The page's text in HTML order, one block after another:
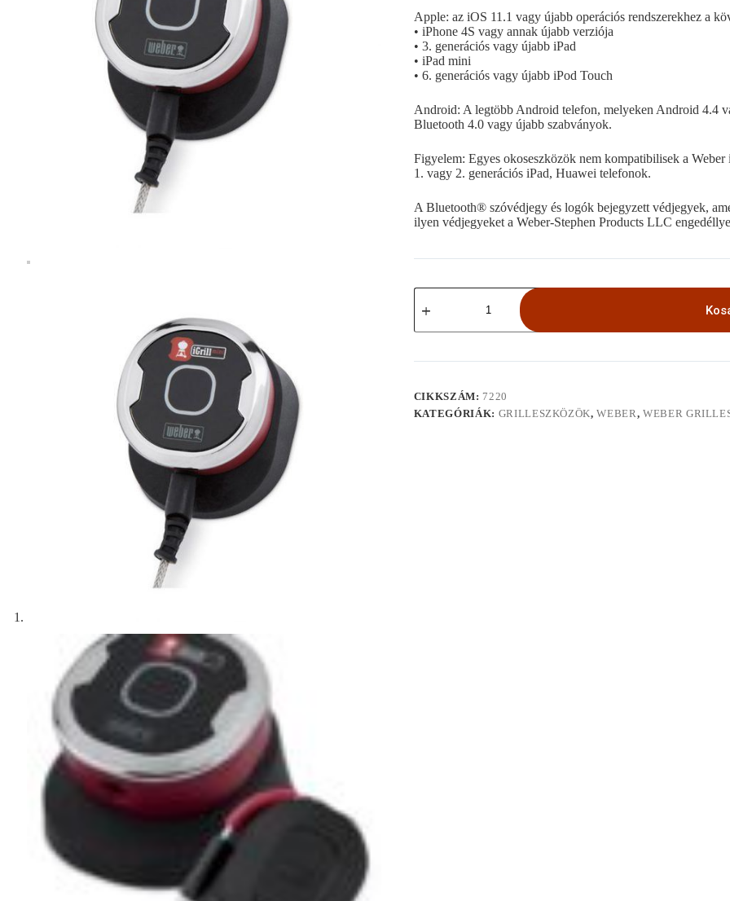
Apple: az iOS 11.1 vagy újabb operációs rendszerekhez a
• iPhone 4S vagy annak újabb verziója
• 3. generációs vagy újabb iPad
• iPad mini
• 6. generációs vagy újabb iPod Touch
Android: A legtöbb Android telefon, melyeken Android 4.4
Bluetooth 4.0 vagy újabb szabványok.
Figyelem: Egyes okoseszközök nem kompatibilisek a
1. vagy 2. generációs iPad, Huawei telefonok.
A Bluetooth®️ szóvédjegy és logók bejegyzett védjegyek,
ilyen védjegyeket a Weber-Stephen Products LLC
Weber®
iGrill™
mennyiség
CIKKSZÁM: 7220
KATEGÓRIÁK: GRILLESZKÖZÖK,WEBER, WEBER